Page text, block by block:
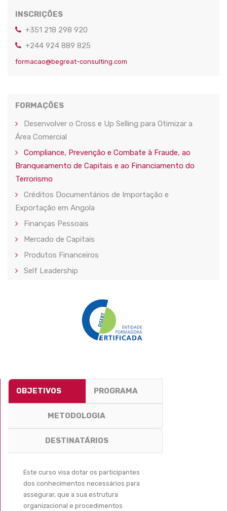
INSCRIÇÕES
+351 218 298 920
+244 924 889 825
formacao@begreat-consulting.com
FORMAÇÕES
Desenvolver o Cross e Up Selling para Otimizar a
Área Comercial
Compliance, Prevenção e Combate à Fraude, ao
Branqueamento de Capitais e ao Financiamento do
Terrorismo
Créditos Documentários de Importação e
Exportação em Angola
Finanças Pessoais
Mercado de Capitais
Produtos Financeiros
Self Leadership
OBJETIVOS PROGRAMA
METODOLOGIA
DESTINATÁRIOS
Este curso visa dotar os participantes
dos conhecimentos necessários para
assegurar, que a sua estrutura
organizacional e procedimentos